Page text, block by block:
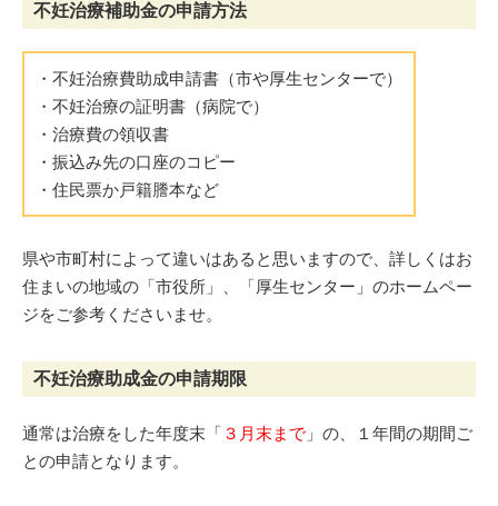
不妊治療補助金の申請方法
・不妊治療費助成申請書（市や厚生センターで）
・不妊治療の証明書（病院で）
・治療費の領収書
・振込み先の口座のコピー
・住民票か戸籍謄本など
県や市町村によって違いはあると思いますので、詳しくはお
住まいの地域の「市役所」、「厚生センター」のホームペー
ジをご参考くださいませ。
不妊治療助成金の申請期限
通常は治療をした年度末「 ３月末まで 」の、１年間の期間ご
との申請となります。